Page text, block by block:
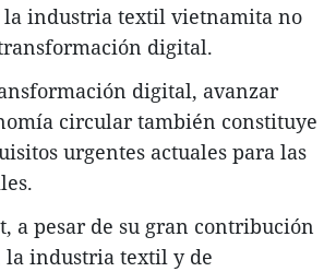
industria textil vietnamita no
digital.
digital, avanzar
circular también constituye
urgentes actuales para las
a pesar de su gran contribución
la industria textil y de